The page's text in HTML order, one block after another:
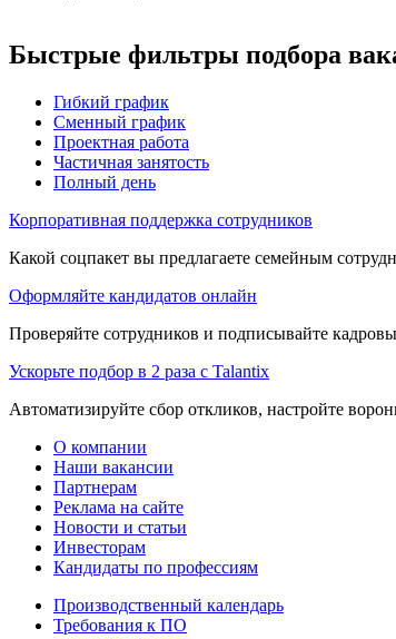
Быстрые фильтры подбора
Гибкий график
Сменный график
Проектная работа
Частичная занятость
Полный день
Корпоративная поддержка сотрудников
Какой соцпакет вы предлагаете семейным
Оформляйте кандидатов онлайн
Проверяйте сотрудников и подписывайте
Ускорьте подбор в 2 раза с Talantix
Автоматизируйте сбор откликов, настройте
О компании
Наши вакансии
Партнерам
Реклама на сайте
Новости и статьи
Инвесторам
Кандидаты по профессиям
Производственный календарь
Требования к ПО